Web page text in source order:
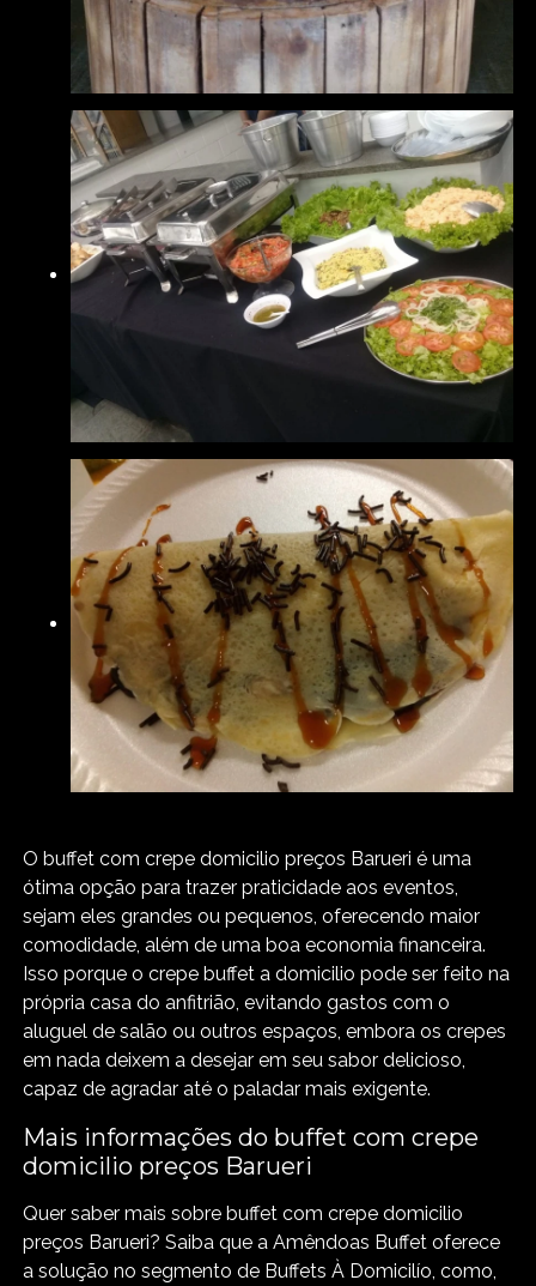
O buffet com crepe domicilio preços Barueri é uma
ótima opção para trazer praticidade aos eventos,
sejam eles grandes ou pequenos, oferecendo maior
comodidade, além de uma boa economia financeira.
Isso porque o crepe buffet a domicilio pode ser feito na
própria casa do anfitrião, evitando gastos com o
aluguel de salão ou outros espaços, embora os crepes
em nada deixem a desejar em seu sabor delicioso,
capaz de agradar até o paladar mais exigente.
Mais informações do buffet com crepe
domicilio preços Barueri
Quer saber mais sobre buffet com crepe domicilio
preços Barueri? Saiba que a Amêndoas Buffet oferece
a solução no segmento de Buffets À Domicilío, como,